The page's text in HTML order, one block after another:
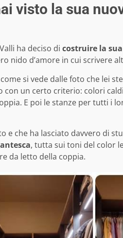
visto la sua
ha deciso di costruire la
nido d’amore in cui scrivere
si vede dalle foto che lei
un certo criterio: colori
E poi le stanze per tutti i
e che ha lasciato davvero di
, tutta sui toni del color
da letto della coppia.